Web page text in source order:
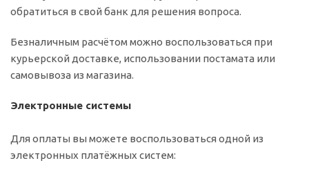
обратиться в свой банк для решения вопроса.
Безналичным расчётом можно воспользоваться при
курьерской доставке, использовании постамата или
самовывоза из магазина.
Электронные системы
Для оплаты вы можете воспользоваться одной из
электронных платёжных систем: